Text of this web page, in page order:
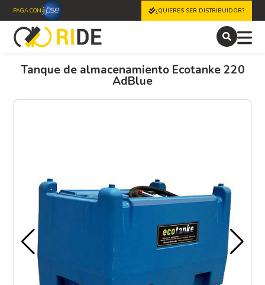
PAGA CON ¿QUIERES SER DISTRIBUIDOR?
Tanque de almacenamiento Ecotanke 220
AdBlue